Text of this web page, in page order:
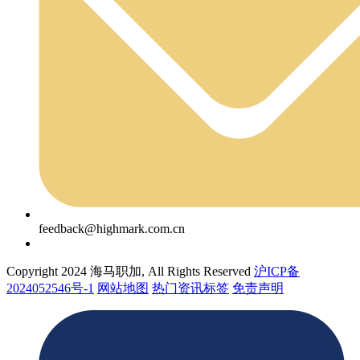
feedback@highmark.com.cn
Copyright 2024 海马职加, All Rights Reserved 沪ICP备
2024052546号-1 网站地图 热门资讯标签 免责声明